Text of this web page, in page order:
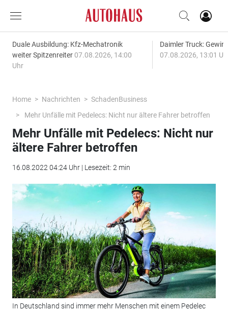
Duale Ausbildung: Kfz-Mechatronik
weiter Spitzenreiter 07.08.2026, 14:00
Uhr
Daimler Truck:
07.08.2026, 13:01
Home Nachrichten
SchadenBusiness
Mehr Unfälle mit Pedelecs: Nicht nur ältere Fahrer betroffen
Mehr Unfälle mit Pedelecs: Nicht nur
ältere Fahrer betroffen
16.08.2022 04:24 Uhr | Lesezeit: 2 min
In Deutschland sind immer mehr Menschen mit einem Pedelec